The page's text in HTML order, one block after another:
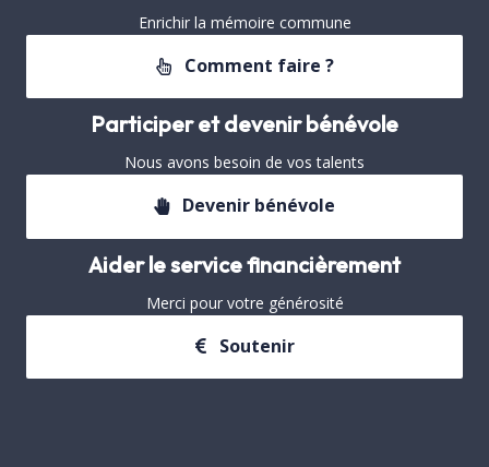
Enrichir la mémoire commune
Comment faire ?
Participer et devenir bénévole
Nous avons besoin de vos talents
Devenir bénévole
Aider le service financièrement
Merci pour votre générosité
Soutenir